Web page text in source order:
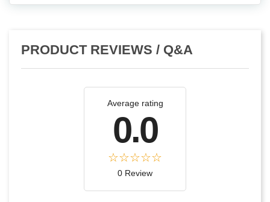
PRODUCT REVIEWS / Q&A
Average rating
0.0
0 Review